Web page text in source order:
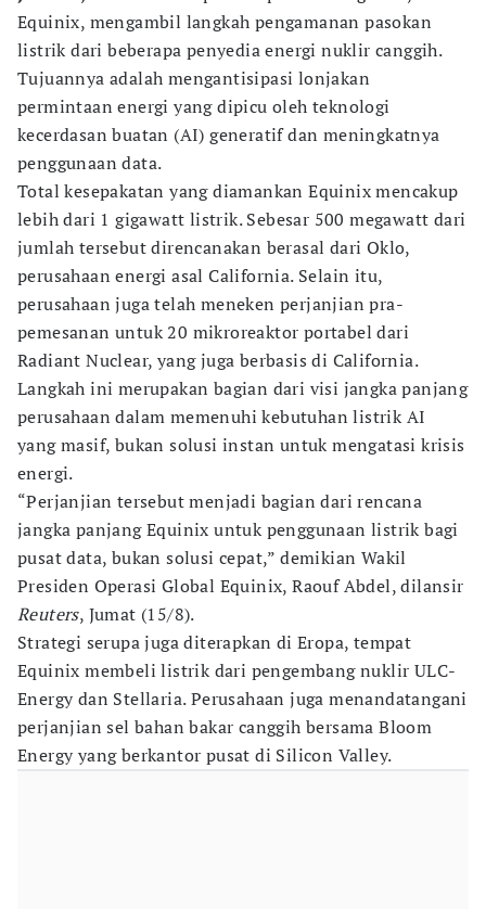
Equinix, mengambil langkah pengamanan pasokan
listrik dari beberapa penyedia energi nuklir canggih.
Tujuannya adalah mengantisipasi lonjakan
permintaan energi yang dipicu oleh teknologi
kecerdasan buatan (AI) generatif dan meningkatnya
penggunaan data.
Total kesepakatan yang diamankan Equinix mencakup
lebih dari 1 gigawatt listrik. Sebesar 500 megawatt dari
jumlah tersebut direncanakan berasal dari Oklo,
perusahaan energi asal California. Selain itu,
perusahaan juga telah meneken perjanjian pra-
pemesanan untuk 20 mikroreaktor portabel dari
Radiant Nuclear, yang juga berbasis di California.
Langkah ini merupakan bagian dari visi jangka panjang
perusahaan dalam memenuhi kebutuhan listrik AI
yang masif, bukan solusi instan untuk mengatasi krisis
energi.
“Perjanjian tersebut menjadi bagian dari rencana
jangka panjang Equinix untuk penggunaan listrik bagi
pusat data, bukan solusi cepat,” demikian Wakil
Presiden Operasi Global Equinix, Raouf Abdel, dilansir
Reuters, Jumat (15/8).
Strategi serupa juga diterapkan di Eropa, tempat
Equinix membeli listrik dari pengembang nuklir ULC-
Energy dan Stellaria. Perusahaan juga menandatangani
perjanjian sel bahan bakar canggih bersama Bloom
Energy yang berkantor pusat di Silicon Valley.